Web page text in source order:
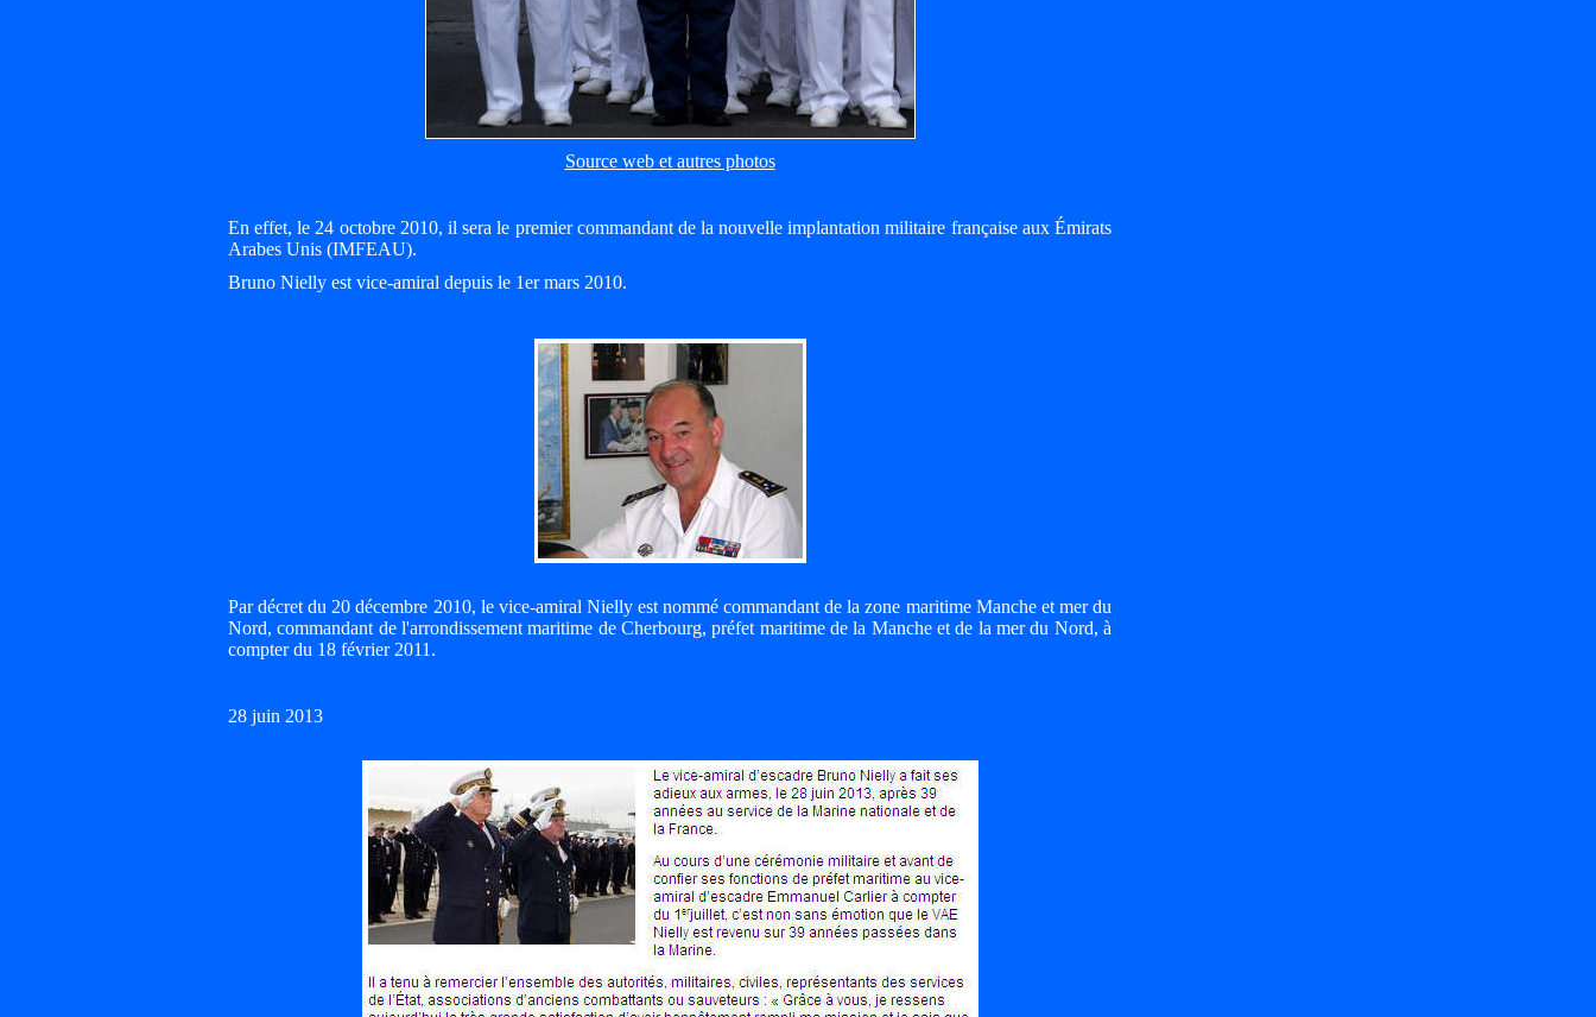
Source web et autres photos
En effet, le 24 octobre 2010, il sera le premier commandant de la nouvelle implantation militaire française aux Émirats
Arabes Unis (IMFEAU).
Bruno Nielly est vice-amiral depuis le 1er mars 2010.
Par décret du 20 décembre 2010, le vice-amiral Nielly est nommé commandant de la zone maritime Manche et mer du
Nord, commandant de l'arrondissement maritime de Cherbourg, préfet maritime de la Manche et de la mer du Nord, à
compter du 18 février 2011.
28 juin 2013